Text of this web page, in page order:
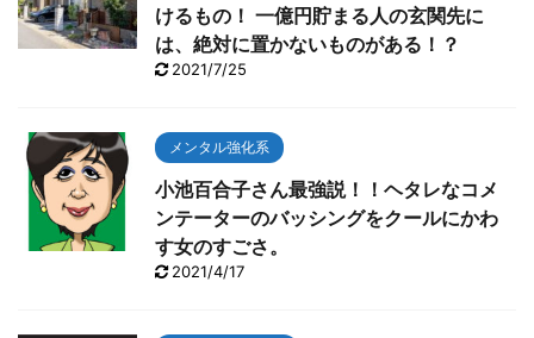
けるもの！ 一億円貯まる人の玄関先に
は、絶対に置かないものがある！？
2021/7/25
メンタル強化系
小池百合子さん最強説！！ヘタレなコメ
ンテーターのバッシングをクールにかわ
す女のすごさ。
2021/4/17